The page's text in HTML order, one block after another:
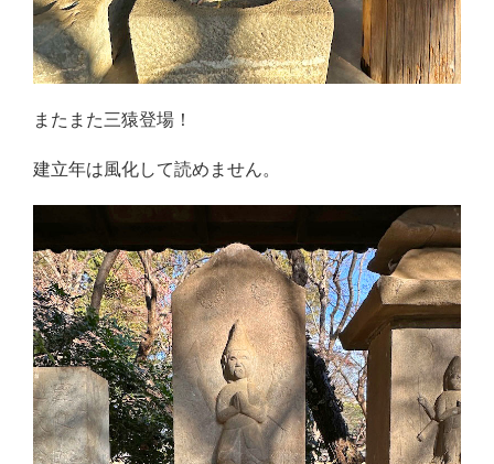
またまた三猿登場！
建立年は風化して読めません。